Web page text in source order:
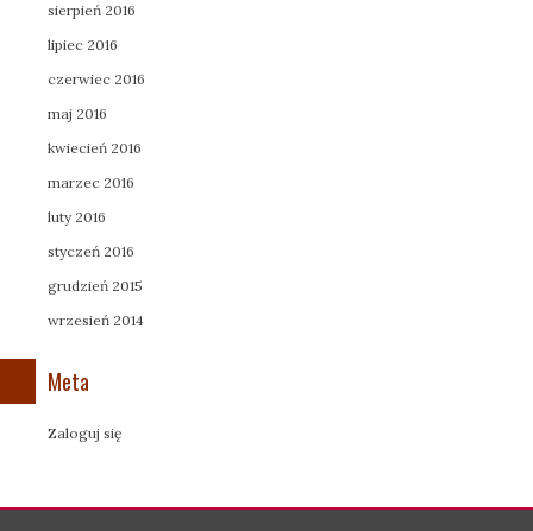
sierpień 2016
lipiec 2016
czerwiec 2016
maj 2016
kwiecień 2016
marzec 2016
luty 2016
styczeń 2016
grudzień 2015
wrzesień 2014
Meta
Zaloguj się